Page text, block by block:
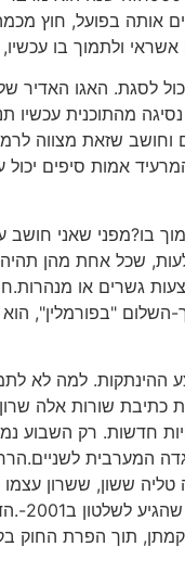
בפועל, חוץ
ולתמוך בו
לסגת. האגו האדיר
מהתוכנית עכשיו
וחושב שזאת מצווה
אמות סיפים יכול
בו?מפני שאני חושב
במובלעות, שכל
גשרים או
למה לא
המערבית
ששון, ששרון עצמו
בוש
תוך הפרת החוק